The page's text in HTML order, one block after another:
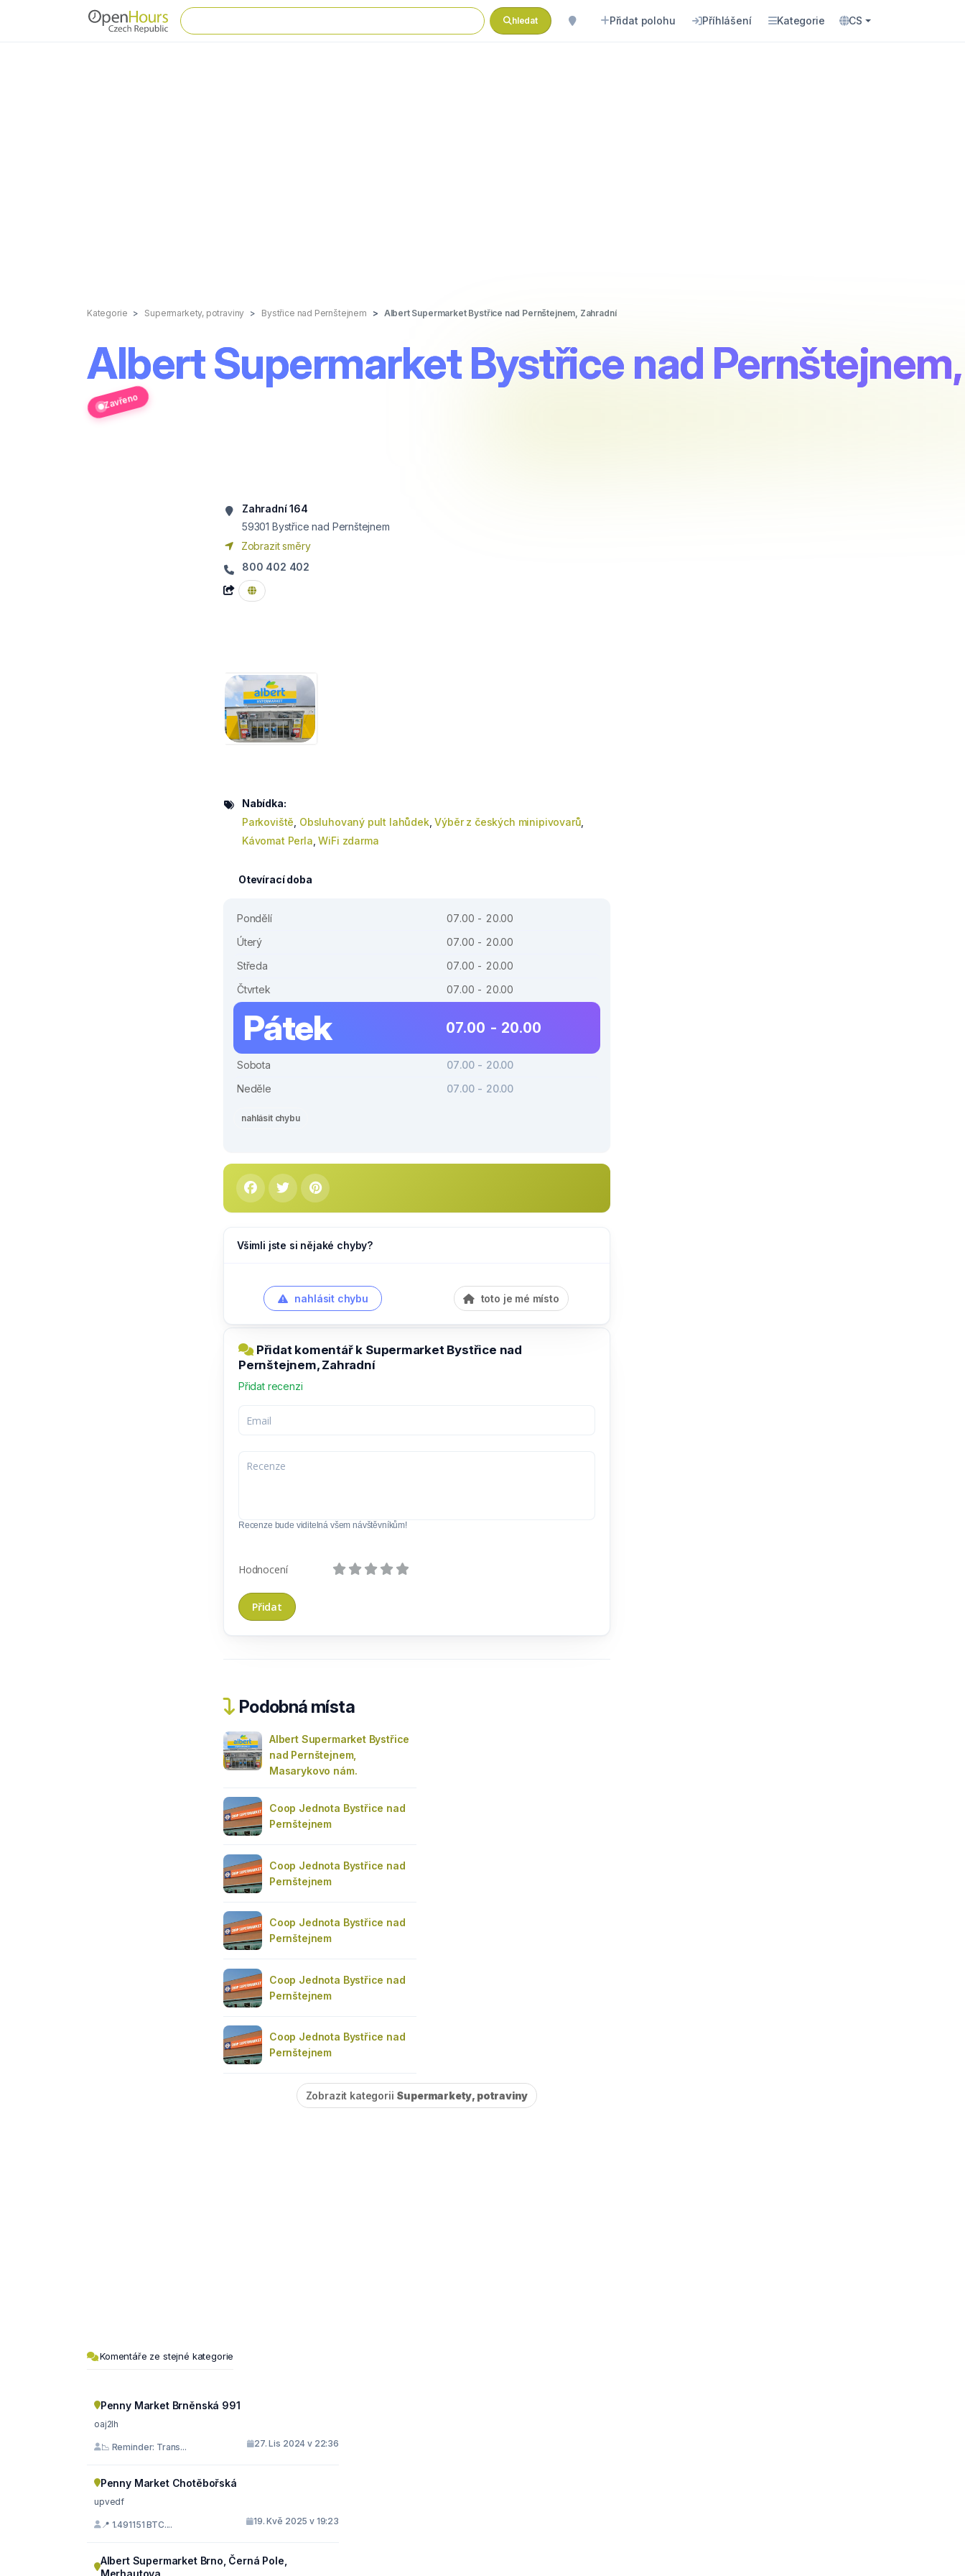
hledat Přidat polohu Příhlášení Kategorie CS
Kategorie Supermarkety, potraviny Bystřice nad Pernštejnem Albert Supermarket Bystřice nad Pernštejnem, Zahradní
Albert Supermarket Bystřice nad
Zavřeno
Zahradní 164
59301 Bystřice nad Pernštejnem
Zobrazit směry
800 402 402
Nabídka:
Parkoviště Obsluhovaný pult lahůdek,Výběr z českých minipivovarů
Kávomat Perla ,WiFi zdarma
Otevírací doba
Pondělí
07.00 - 20.00
Úterý
07.00 - 20.00
Středa
07.00 - 20.00
Čtvrtek
07.00 - 20.00
Pátek 07.00 - 20.00
Sobota
07.00 - 20.00
Neděle
07.00 - 20.00
nahlásit chybu
Všimli jste si nějaké chyby?
nahlásit chybu toto je mé místo
Přidat komentář k Supermarket Bystřice nad
Pernštejnem, Zahradní
Přidat recenzi
Recenze bude viditelná všem návštěvníkům!
Hodnocení
Podobná místa
Albert Supermarket Bystřice
nad Pernštejnem,
Masarykovo nám.
Coop Jednota Bystřice nad
Pernštejnem
Coop Jednota Bystřice nad
Pernštejnem
Coop Jednota Bystřice nad
Pernštejnem
Coop Jednota Bystřice nad
Pernštejnem
Coop Jednota Bystřice nad
Pernštejnem
Zobrazit kategorii Supermarkety, potraviny
Komentáře ze stejné kategorie
Penny Market Brněnská 991
oaj2lh
📉 Reminder: Trans... 27. Lis 2024 v 22:36
Penny Market Chotěbořská
upvedf
📍 1.491151 BTC.... 19. Kvě 2025 v 19:23
Albert Supermarket Brno, Černá Pole,